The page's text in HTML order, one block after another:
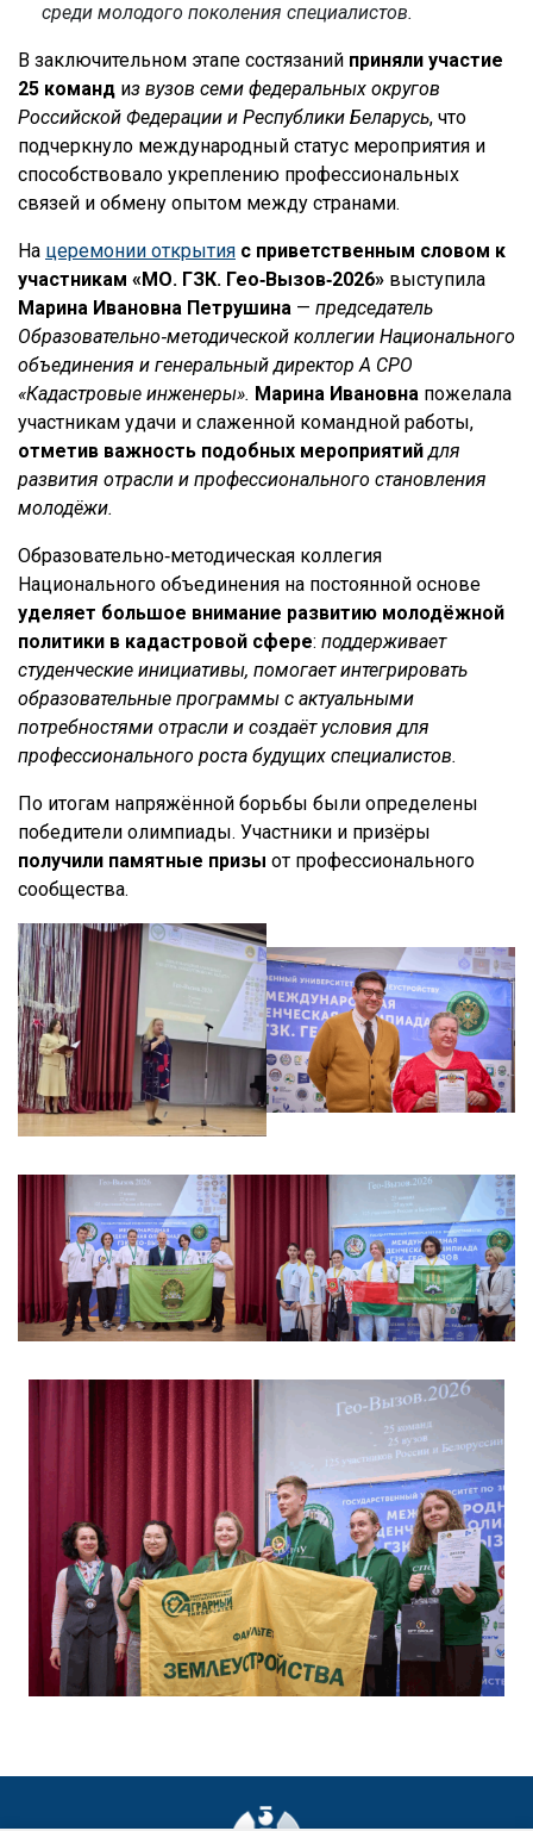
среди молодого поколения специалистов.
В заключительном этапе состязаний приняли участие
25 команд из вузов семи федеральных округов
Российской Федерации и Республики Беларусь, что
подчеркнуло международный статус мероприятия и
способствовало укреплению профессиональных
связей и обмену опытом между странами.
На церемонии открытия с приветственным словом к
участникам «МО. ГЗК. Гео‑Вызов‑2026» выступила
Марина Ивановна Петрушина — председатель
Образовательно‑методической коллегии Национального
объединения и генеральный директор А СРО
«Кадастровые инженеры». Марина Ивановна пожелала
участникам удачи и слаженной командной работы,
отметив важность подобных мероприятий для
развития отрасли и профессионального становления
молодёжи.
Образовательно‑методическая коллегия
Национального объединения на постоянной основе
уделяет большое внимание развитию молодёжной
политики в кадастровой сфере: поддерживает
студенческие инициативы, помогает интегрировать
образовательные программы с актуальными
потребностями отрасли и создаёт условия для
профессионального роста будущих специалистов.
По итогам напряжённой борьбы были определены
победители олимпиады. Участники и призёры
получили памятные призы от профессионального
сообщества.